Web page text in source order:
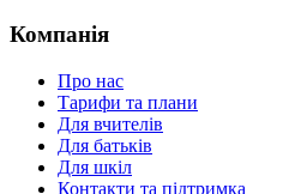
Компанія
Про нас
Тарифи та плани
Для вчителів
Для батьків
Для шкіл
Контакти та підтримка